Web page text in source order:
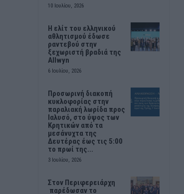
10 Ιουλίου, 2026
Η ελίτ του ελληνικού
αθλητισμού έδωσε
ραντεβού στην
ξεχωριστή βραδιά της
Allwyn
6 Ιουλίου, 2026
Προσωρινή διακοπή
κυκλοφορίας στην
παραλιακή λωρίδα προς
Ιαλυσό, στο ύψος των
Κρητικών από τα
μεσάνυχτα της
Δευτέρας έως τις 5:00
το πρωί της...
3 Ιουλίου, 2026
Στον Περιφερειάρχη
παρέδωσαν το